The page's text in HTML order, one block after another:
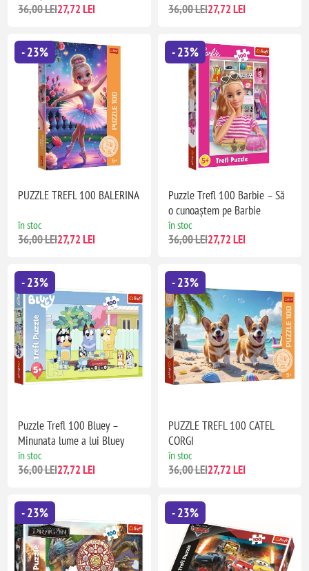
36,00 LEI27,72 LEI 36,00 LEI27,72 LEI
- 23%
PUZZLE TREFL 100 BALERINA
în stoc
36,00 LEI27,72 LEI
- 23%
Puzzle Trefl 100 Barbie – Să
o cunoaștem pe Barbie
în stoc
36,00 LEI27,72 LEI
- 23%
Puzzle Trefl 100 Bluey –
Minunata lume a lui Bluey
în stoc
36,00 LEI27,72 LEI
- 23%
PUZZLE TREFL 100 CATEL
CORGI
în stoc
36,00 LEI27,72 LEI
- 23% - 23%